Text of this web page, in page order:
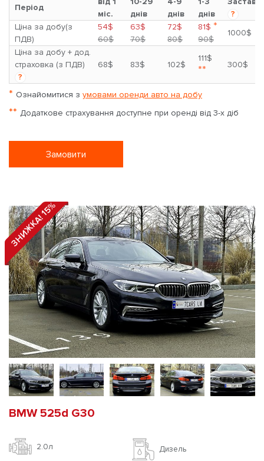
Період
міс.
днів
днів
днів
?
Ціна за добу(з
ПДВ)
54$
60$
63$
70$
72$
80$
81$ *
90$
1000$
Ціна за добу + дод.
страховка (з ПДВ)
?
68$ 83$ 102$
111$
** 300$
* Ознайомитися з умовами оренди авто на добу
** Додаткове страхування доступне при оренді від 3-х діб
Замовити
ЗНИЖКА! 15%
BMW 525d G30
2.0л Дизель